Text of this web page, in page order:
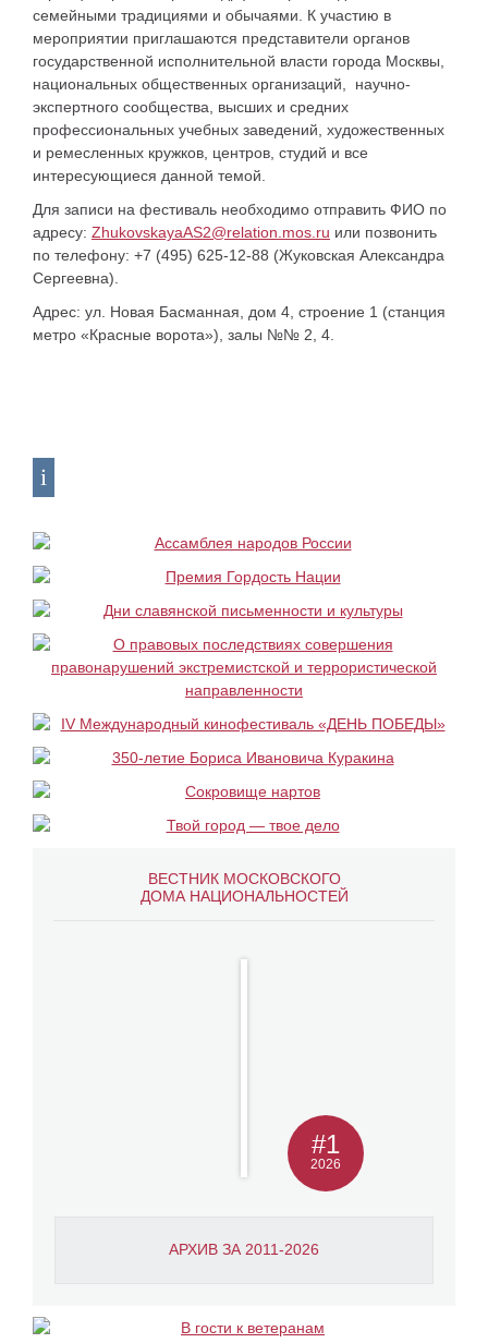
семейными традициями и обычаями. К участию в
мероприятии приглашаются представители органов
государственной исполнительной власти города Москвы,
национальных общественных организаций, научно-
экспертного сообщества, высших и средних
профессиональных учебных заведений, художественных
и ремесленных кружков, центров, студий и все
интересующиеся данной темой.
Для записи на фестиваль необходимо отправить ФИО по
адресу: ZhukovskayaAS2@relation.mos.ru или позвонить
по телефону: +7 (495) 625-12-88 (Жуковская Александра
Сергеевна).
Адрес: ул. Новая Басманная, дом 4, строение 1 (станция
метро «Красные ворота»), залы №№ 2, 4.
ВЕСТНИК МОСКОВСКОГО
ДОМА НАЦИОНАЛЬНОСТЕЙ
АРХИВ ЗА 2011-2026
#1
2026